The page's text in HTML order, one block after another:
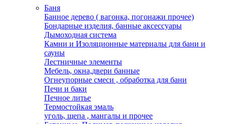
Баня
Банное дерево ( вагонка, погонажи прочее)
Бондарные изделия, банные аксессуары
Дымоходная система
Камни и Изоляционные материалы для бани и
сауны
Лестничные элементы
Мебель, окна,двери банные
Огнеупорные смеси , обработка для бани
Печи и баки
Печное литье
Термостойкая эмаль
уголь, щепа , мангалы и прочее